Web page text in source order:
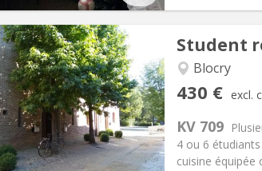
Student
Blocry
430 € excl.
KV 709
4 ou 6
cuisine équipée
Info
€
110 €
12 months
No
Bathroom:
Surface:10